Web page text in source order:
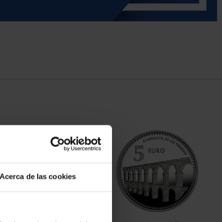
Acerca de las cookies